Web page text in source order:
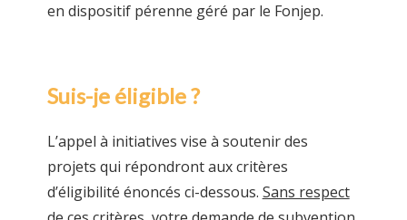
en dispositif pérenne géré par le Fonjep.
Suis-je éligible ?
L’appel à initiatives vise à soutenir des
projets qui répondront aux critères
d’éligibilité énoncés ci-dessous. Sans respect